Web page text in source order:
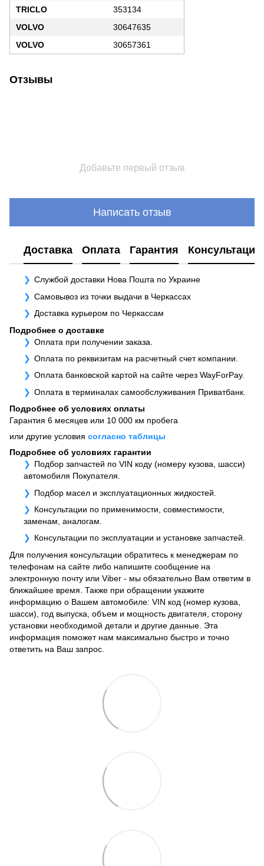
TRICLO
353134
VOLVO
30647635
VOLVO
30657361
Отзывы
Добавьте первый отзыв
Написать отзыв
Доставка Оплата Гарантия Консультация
Службой доставки Нова Пошта по Украине
Самовывоз из точки выдачи в Черкассах
Доставка курьером по Черкассам
Подробнее о доставке
Оплата при получении заказа.
Оплата по реквизитам на расчетный счет компании.
Оплата банковской картой на сайте через WayForPay.
Оплата в терминалах самообслуживания Приватбанк.
Подробнее об условиях оплаты
Гарантия 6 месяцев или 10 000 км пробега
или другие условия согласно таблицы
Подробнее об условиях гарантии
Подбор запчастей по VIN коду (номеру кузова, шасси)
автомобиля Покупателя.
Подбор масел и эксплуатационных жидкостей.
Консультации по применимости, совместимости,
заменам, аналогам.
Консультации по эксплуатации и установке запчастей.
Для получения консультации обратитесь к менеджерам по
телефонам на сайте либо напишите сообщение на
электронную почту или Viber - мы обязательно Вам ответим в
ближайшее время. Также при обращении укажите
информацию о Вашем автомобиле: VIN код (номер кузова,
шасси), год выпуска, объем и мощность двигателя, сторону
установки необходимой детали и другие данные. Эта
информация поможет нам максимально быстро и точно
ответить на Ваш запрос.